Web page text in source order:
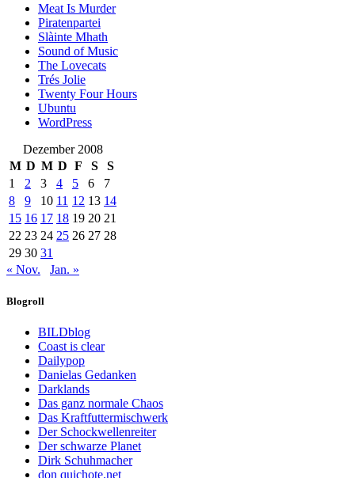
Meat Is Murder
Piratenpartei
Slàinte Mhath
Sound of Music
The Lovecats
Trés Jolie
Twenty Four Hours
Ubuntu
WordPress
Dezember 2008
M D M D F S
S
1
2 3 4 5 6
7
8
9 10 11 12 13 14
15 16 17 18 19 20 21
22 23 24 25 26 27 28
29 30 31
« Nov.
Jan. »
Blogroll
BILDblog
Coast is clear
Dailypop
Danielas Gedanken
Darklands
Das ganz normale Chaos
Das Kraftfuttermischwerk
Der Schockwellenreiter
Der schwarze Planet
Dirk Schuhmacher
don quichote.net